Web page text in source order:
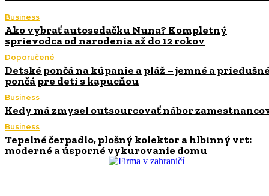
Business
Ako vybrať autosedačku Nuna? Kompletný
sprievodca od narodenia až do 12 rokov
Doporučené
Detské pončá na kúpanie a pláž – jemné a
pončá pre deti s kapucňou
Business
Kedy má zmysel outsourcovať nábor
Business
Tepelné čerpadlo, plošný kolektor a hlbinný vrt:
moderné a úsporné vykurovanie domu